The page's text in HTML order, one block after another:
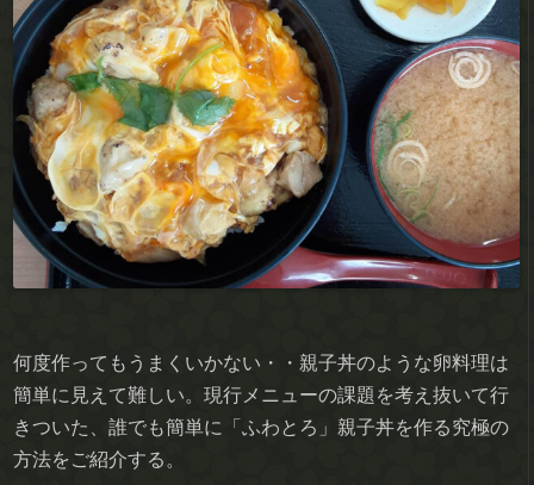
何度作ってもうまくいかない・・親子丼のような卵料理は
簡単に見えて難しい。現行メニューの課題を考え抜いて行
きついた、誰でも簡単に「ふわとろ」親子丼を作る究極の
方法をご紹介する。